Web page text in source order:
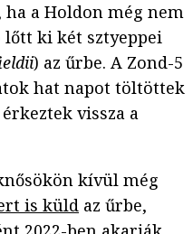
ha a Holdon még nem
lőtt ki két sztyeppei
) az űrbe. A Zond-5
hat napot töltöttek
vissza a
kívül még
is küld az űrbe,